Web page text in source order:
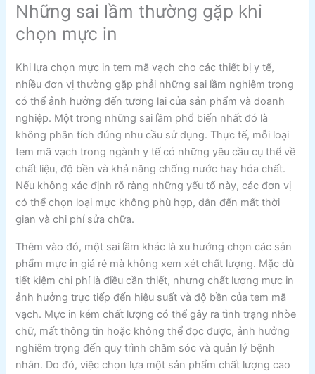
Những sai lầm thường gặp khi
chọn mực in
Khi lựa chọn mực in tem mã vạch cho các thiết bị y tế,
nhiều đơn vị thường gặp phải những sai lầm nghiêm trọng
có thể ảnh hưởng đến tương lai của sản phẩm và doanh
nghiệp. Một trong những sai lầm phổ biến nhất đó là
không phân tích đúng nhu cầu sử dụng. Thực tế, mỗi loại
tem mã vạch trong ngành y tế có những yêu cầu cụ thể về
chất liệu, độ bền và khả năng chống nước hay hóa chất.
Nếu không xác định rõ ràng những yếu tố này, các đơn vị
có thể chọn loại mực không phù hợp, dẫn đến mất thời
gian và chi phí sửa chữa.
Thêm vào đó, một sai lầm khác là xu hướng chọn các sản
phẩm mực in giá rẻ mà không xem xét chất lượng. Mặc dù
tiết kiệm chi phí là điều cần thiết, nhưng chất lượng mực in
ảnh hưởng trực tiếp đến hiệu suất và độ bền của tem mã
vạch. Mực in kém chất lượng có thể gây ra tình trạng nhòe
chữ, mất thông tin hoặc không thể đọc được, ảnh hưởng
nghiêm trọng đến quy trình chăm sóc và quản lý bệnh
nhân. Do đó, việc chọn lựa một sản phẩm chất lượng cao